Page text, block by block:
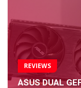
REVIEWS
ASUS DUAL